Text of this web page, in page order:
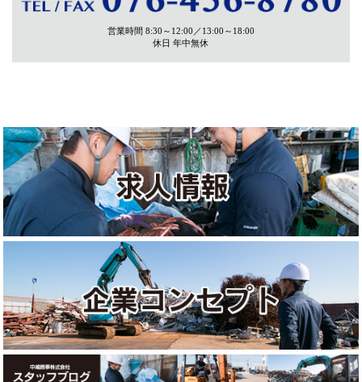
営業時間 8:30～12:00／13:00～18:00
休日 年中無休